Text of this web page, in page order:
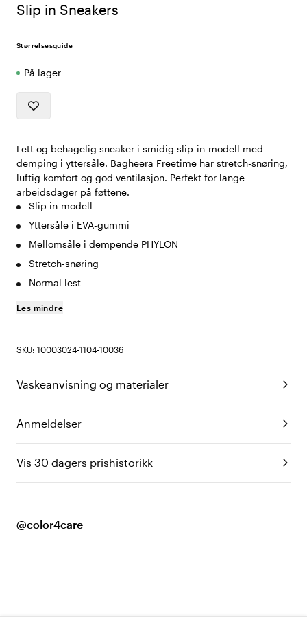
Slip in Sneakers
Størrelsesguide
På lager
Lett og behagelig sneaker i smidig slip-in-modell med
demping i yttersåle. Bagheera Freetime har stretch-snøring,
luftig komfort og god ventilasjon. Perfekt for lange
arbeidsdager på føttene.
Slip in-modell
Yttersåle i EVA-gummi
Mellomsåle i dempende PHYLON
Stretch-snøring
Normal lest
Les mindre
SKU: 10003024-1104-10036
Vaskeanvisning og materialer
Anmeldelser
Vis 30 dagers prishistorikk
@color4care